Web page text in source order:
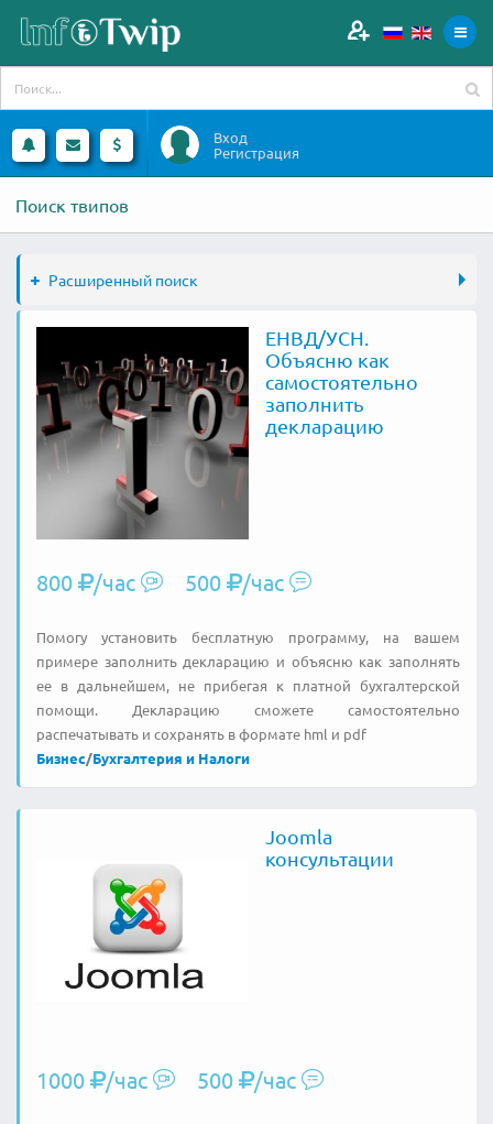
Вход
Регистрация
Поиск твипов
Расширенный поиск
ЕНВД/УСН.
Объясню как
самостоятельно
заполнить
декларацию
800 /час 500 /час
Помогу установить бесплатную программу, на вашем
примере заполнить декларацию и объясню как заполнять
ее в дальнейшем, не прибегая к платной бухгалтерской
помощи. Декларацию сможете самостоятельно
распечатывать и сохранять в формате hml и pdf
Бизнес/Бухгалтерия и Налоги
Joomla
консультации
1000 /час 500 /час